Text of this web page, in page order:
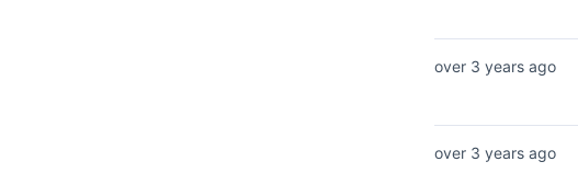
over 3 years ago
over 3 years ago